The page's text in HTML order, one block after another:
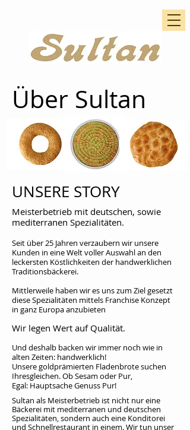
Über Sultan
UNSERE STORY
Meisterbetrieb mit deutschen, sowie
mediterranen Spezialitäten.
Seit über 25 Jahren verzaubern wir unsere
Kunden in eine Welt voller Auswahl an den
leckersten Köstlichkeiten der handwerklichen
Traditionsbäckerei.
Mittlerweile haben wir es uns zum Ziel gesetzt
diese Spezialitäten mittels Franchise Konzept
in ganz Europa anzubieten
Wir legen Wert auf Qualität.
Und deshalb backen wir immer noch wie in
alten Zeiten: handwerklich!
Unsere goldprämierten Fladenbrote suchen
Ihresgleichen. Ob Sesam oder Pur,
Egal: Hauptsache Genuss Pur!
Sultan als Meisterbetrieb ist nicht nur eine
Bäckerei mit mediterranen und deutschen
Spezialitäten, sondern auch eine Konditorei
und Schnellrestaurant in einem. Wir tun unser